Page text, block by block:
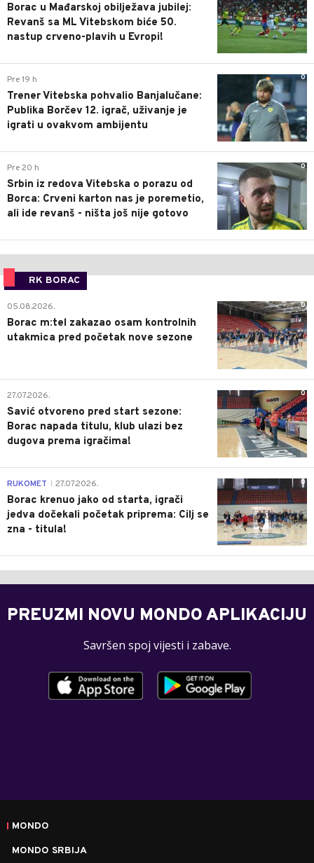
Borac u Mađarskoj obilježava jubilej:
Revanš sa ML Vitebskom biće 50.
nastup crveno-plavih u Evropi!
0
Pre 19 h
Trener Vitebska pohvalio Banjalučane:
Publika Borčev 12. igrač, uživanje je
igrati u ovakvom ambijentu
0
Pre 20 h
Srbin iz redova Vitebska o porazu od
Borca: Crveni karton nas je poremetio,
ali ide revanš - ništa još nije gotovo
RK BORAC
0
05.08.2026.
Borac m:tel zakazao osam kontrolnih
utakmica pred početak nove sezone
0
27.07.2026.
Savić otvoreno pred start sezone:
Borac napada titulu, klub ulazi bez
dugova prema igračima!
0
RUKOMET 27.07.2026.
Borac krenuo jako od starta, igrači
jedva dočekali početak priprema: Cilj se
zna - titula!
PREUZMI NOVU MONDO APLIKACIJU
Savršen spoj vijesti i zabave.
MONDO
MONDO SRBIJA